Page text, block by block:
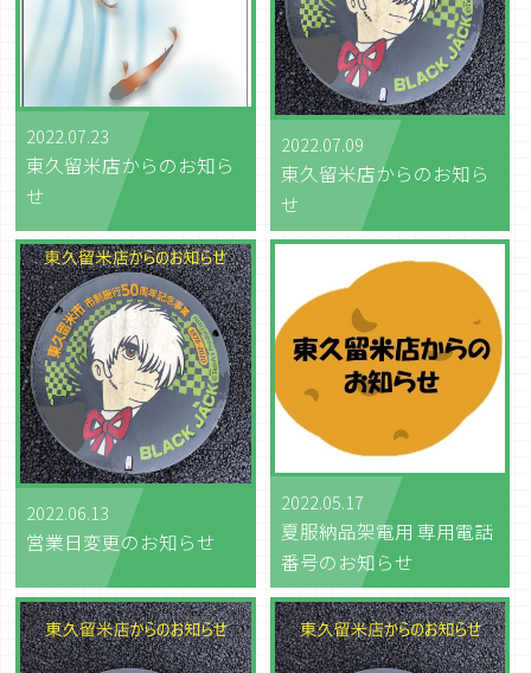
2022.07.23
東久留米店からのお知ら
せ
2022.07.09
東久留米店からのお知ら
せ
2022.06.13
営業日変更のお知らせ
2022.05.17
夏服納品架電用 専用電話
番号のお知らせ